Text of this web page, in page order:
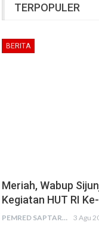
TERPOPULER
BERITA
Meriah, Wabup
Kegiatan HUT RI
PEMRED SAPTARIUS 3 Agu